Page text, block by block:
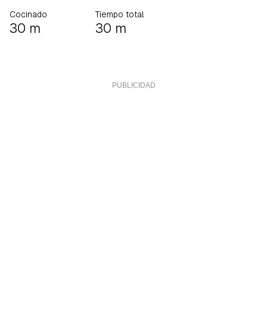
Cocinado
30 m
Tiempo total
30 m